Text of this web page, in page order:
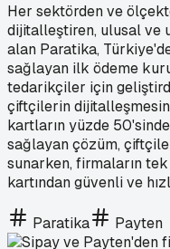
Her sektörden ve
dijitalleştiren, ulusal ve
alan Paratika,
sağlayan ilk ödeme
tedarikçiler için
çiftçilerin
kartların yüzde
sağlayan çözüm,
sunarken, firmaların
kartından güvenli ve
Paratika Payten